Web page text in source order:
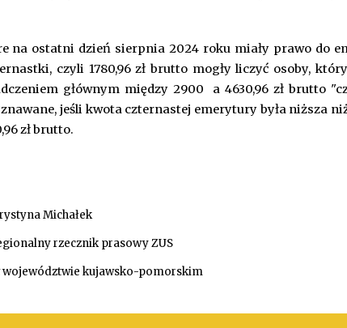
na ostatni dzień sierpnia 2024 roku miały prawo do
czyli 1780,96 zł brutto mogły liczyć osoby,
głównym między 2900 a 4630,96 zł brutto
jeśli kwota czternastej emerytury była niższa
zł brutto.
Michałek
rzecznik prasowy ZUS
województwie kujawsko-pomorskim